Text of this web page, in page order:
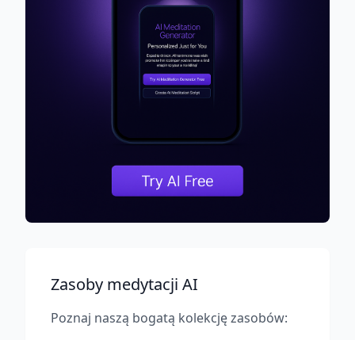
Zasoby medytacji AI
Poznaj naszą bogatą kolekcję zasobów: